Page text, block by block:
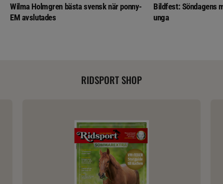
Wilma Holmgren bästa svensk när ponny-
EM avslutades
Bildfest: Söndagens
unga
RIDSPORT SHOP